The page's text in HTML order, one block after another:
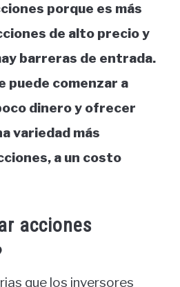
porque es más
de alto precio y
barreras de entrada.
puede comenzar a
dinero y ofrecer
variedad más
a un costo
acciones
que los inversores